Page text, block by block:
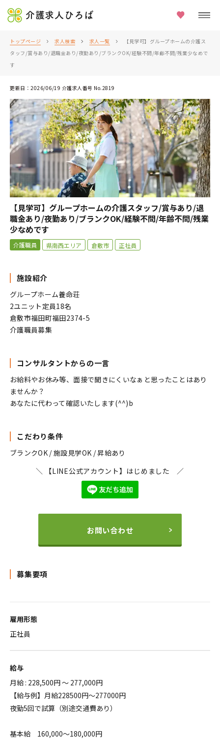
介護求人ひろば
トップページ 求人検索 求人一覧
【見学可】グループホームの介護ス
タッフ/賞与あり/退職金あり/夜勤あり/ブランクOK/経験不問/年齢不問/残業少なめで
す
更新日：2026/06/19 介護求人番号 No.2819
【見学可】グループホームの介護スタッフ/賞与あり/退
職金あり/夜勤あり/ブランクOK/経験不問/年齢不問/残業
少なめです
介護職員 県南西エリア 倉敷市 正社員
施設紹介
グループホーム養命荘
2ユニット定員18名
倉敷市福田町福田2374-5
介護職員募集
コンサルタントからの一言
お給料やお休み等、面接で聞きにくいなぁと思ったことはあり
ませんか？
あなたに代わって確認いたします(^^)b
こだわり条件
ブランクOK / 施設見学OK / 昇給あり
＼ 【LINE公式アカウント】はじめました ／
お問い合わせ
募集要項
雇用形態
正社員
給与
月給 : 228,500円 ～ 277,000円
【給与例】月給228500円～277000円
夜勤5回で試算（別途交通費あり）
基本給 160,000～180,000円